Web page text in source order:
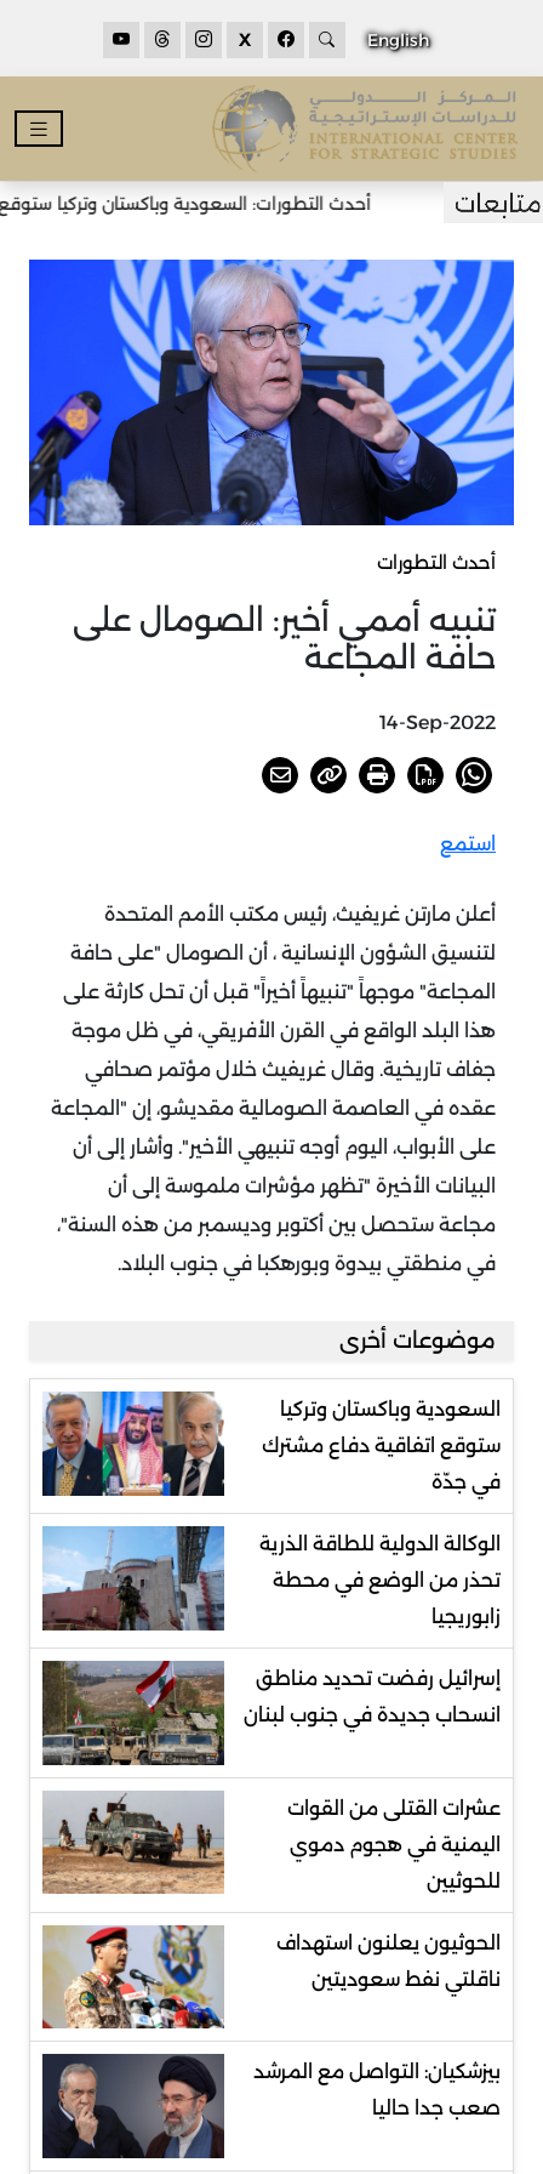
English
X
أحدث التطورات: السعودية وباكستان وتركيا ستوقع
أحدث التطورات
تنبيه أممي أخير: الصومال على
حافة المجاعة
14-Sep-2022
استمع
أعلن مارتن غريفيث، رئيس مكتب الأمم المتحدة
لتنسيق الشؤون الإنسانية ، أن الصومال "على حافة
المجاعة" موجهاً "تنبيهاً أخيراً" قبل أن تحل كارثة على
هذا البلد الواقع في القرن الأفريقي، في ظل موجة
جفاف تاريخية. وقال غريفيث خلال مؤتمر صحافي
عقده في العاصمة الصومالية مقديشو، إن "المجاعة
على الأبواب، اليوم أوجه تنبيهي الأخير". وأشار إلى أن
البيانات الأخيرة "تظهر مؤشرات ملموسة إلى أن
مجاعة ستحصل بين أكتوبر وديسمبر من هذه السنة"،
في منطقتي بيدوة وبورهكبا في جنوب البلاد.
موضوعات أخرى
السعودية وباكستان وتركيا
ستوقع اتفاقية دفاع مشترك
في جدّة
الوكالة الدولية للطاقة الذرية
تحذر من الوضع في محطة
زابوريجيا
إسرائيل رفضت تحديد مناطق
انسحاب جديدة في جنوب لبنان
عشرات القتلى من القوات
اليمنية في هجوم دموي
للحوثيين
الحوثيون يعلنون استهداف
ناقلتي نفط سعوديتين
بيزشكيان: التواصل مع المرشد
صعب جدا حاليا